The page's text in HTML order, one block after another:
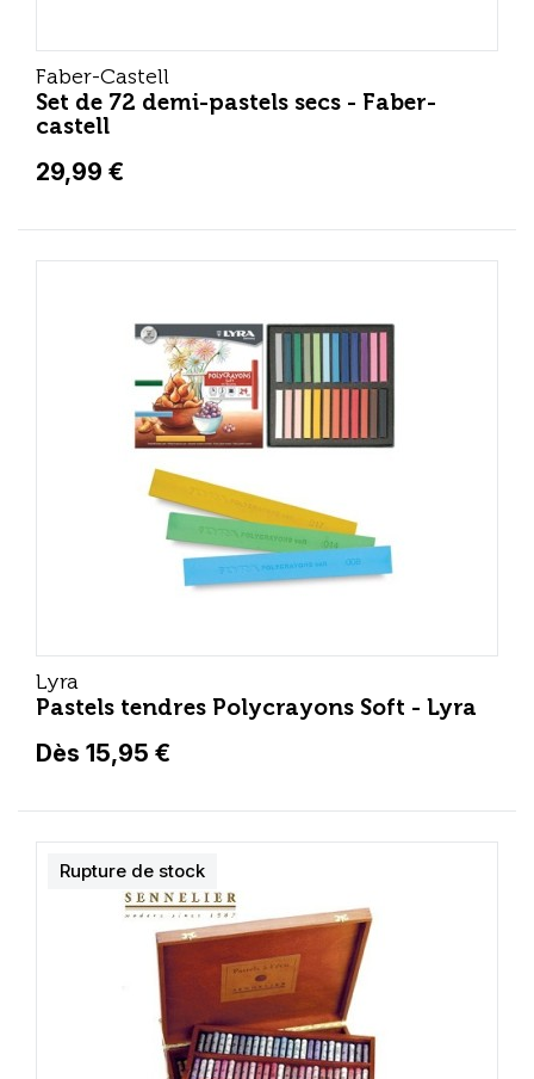
Faber-Castell
Set de 72 demi-pastels secs - Faber-
castell
29,99 €
Lyra
Pastels tendres Polycrayons Soft - Lyra
Dès 15,95 €
Rupture de stock